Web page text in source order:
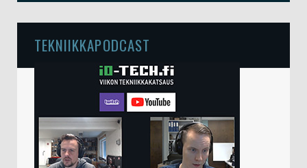
TEKNIIKKAPODCAST